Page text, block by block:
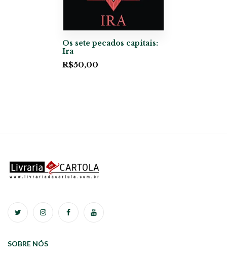
Os sete pecados capitais:
Ira
R$50,00
SOBRE NÓS